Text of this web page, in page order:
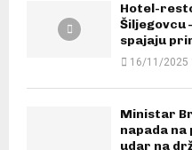
Hotel-
Šiljegovcu
spajaju
16/11/2025
Ministar
napada
udar na